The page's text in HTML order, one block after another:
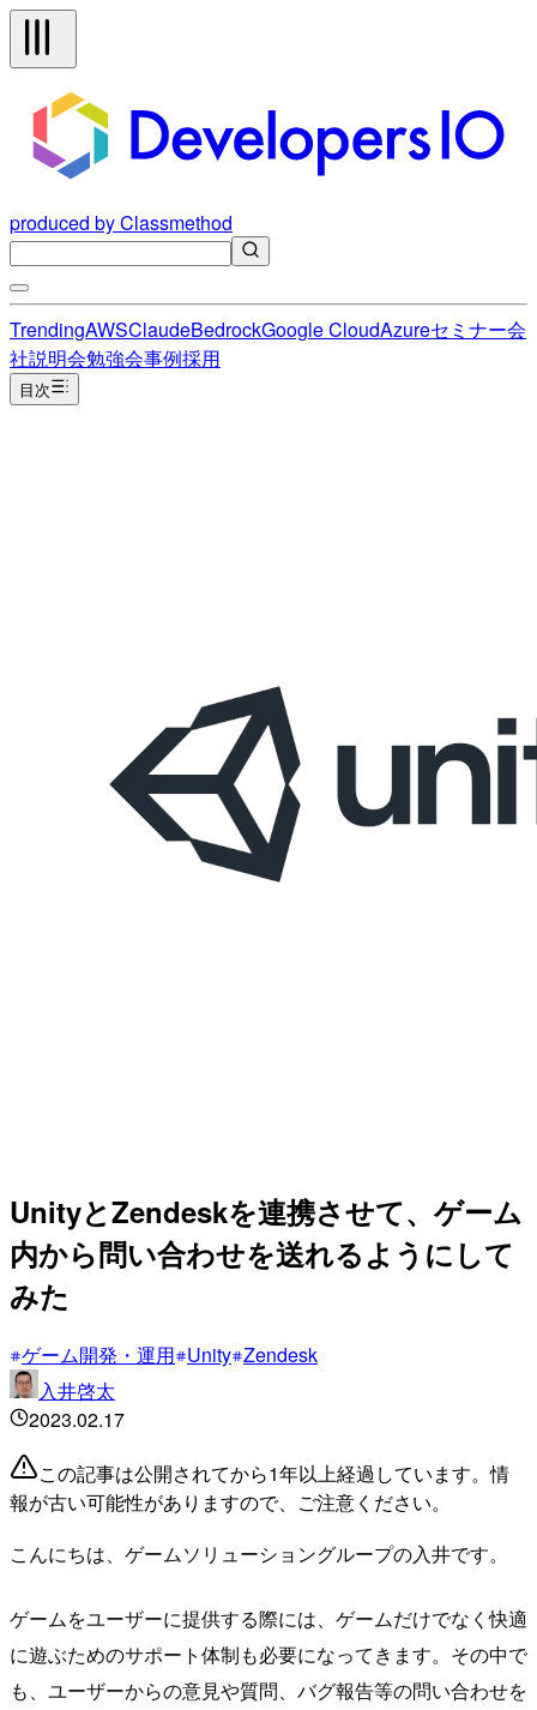
produced by Classmethod
TrendingAWSClaudeBedrockGoogle CloudAzureセミナー会
社説明会勉強会事例採用
目次
UnityとZendeskを連携させて、ゲーム
内から問い合わせを送れるようにして
みた
ゲーム開発・運用 Unity Zendesk
入井啓太
2023.02.17
この記事は公開されてから1年以上経過しています。情
報が古い可能性がありますので、ご注意ください。
こんにちは、ゲームソリューショングループの入井です。
ゲームをユーザーに提供する際には、ゲームだけでなく快適
に遊ぶためのサポート体制も必要になってきます。その中で
も、ユーザーからの意見や質問、バグ報告等の問い合わせを